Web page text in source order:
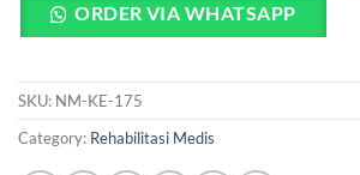
ORDER VIA WHATSAPP
SKU: NM-KE-175
Category: Rehabilitasi Medis